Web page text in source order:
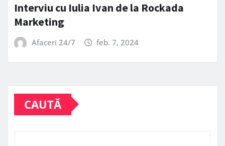
Interviu cu Iulia Ivan de la Rockada
Marketing
Afaceri 24/7 feb. 7, 2024
CAUTĂ